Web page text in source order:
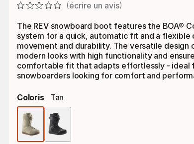
écrire un avis
The REV snowboard boot features the BOA®
system for a quick, automatic fit and a flexible
movement and durability. The versatile design
modern looks with high functionality and
comfortable fit that adapts effortlessly - ideal
snowboarders looking for comfort and
Coloris Tan